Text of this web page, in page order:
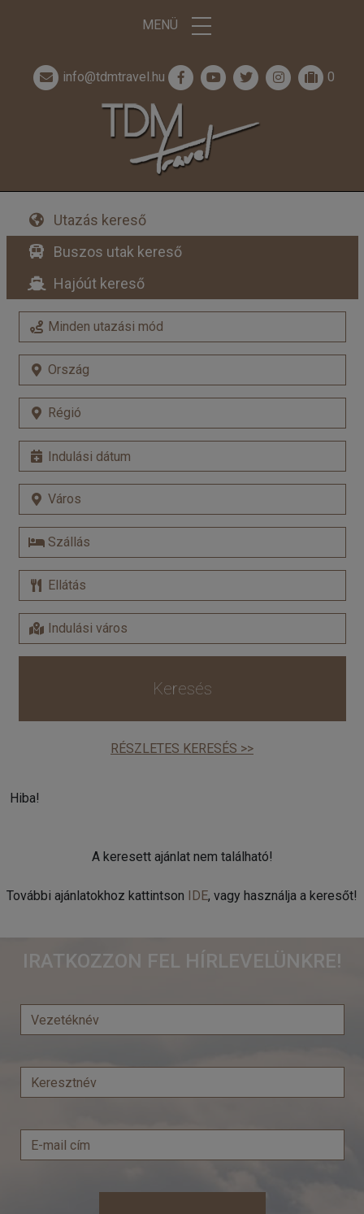
MENÜ
info@tdmtravel.hu 0
Utazás kereső
Buszos utak kereső
Hajóút kereső
Keresés
RÉSZLETES KERESÉS >>
Hiba!
A keresett ajánlat nem található!
További ajánlatokhoz kattintson IDE, vagy használja a keresőt!
IRATKOZZON FEL HÍRLEVELÜNKRE!